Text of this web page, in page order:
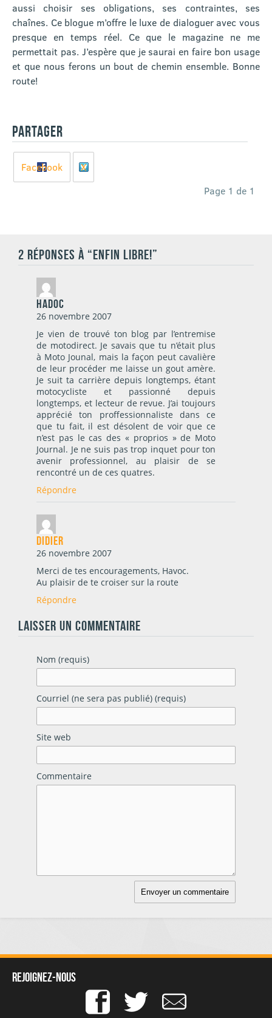
aussi choisir ses obligations, ses contraintes, ses
chaînes. Ce blogue m’offre le luxe de dialoguer avec vous
presque en temps réel. Ce que le magazine ne me
permettait pas. J’espère que je saurai en faire bon usage
et que nous ferons un bout de chemin ensemble. Bonne
route!
PARTAGER
Facebook
X
Page 1 de 1
2 RÉPONSES À “ENFIN LIBRE!”
Hadoc
26 novembre 2007
Je vien de trouvé ton blog par l’entremise
de motodirect. Je savais que tu n’était plus
à Moto Jounal, mais la façon peut cavalière
de leur procéder me laisse un gout amère.
Je suit ta carrière depuis longtemps, étant
motocycliste et passionné depuis
longtemps, et lecteur de revue. J’ai toujours
apprécié ton proffessionnaliste dans ce
que tu fait, il est désolent de voir que ce
n’est pas le cas des « proprios » de Moto
Journal. Je ne suis pas trop inquet pour ton
avenir professionnel, au plaisir de se
rencontré un de ces quatres.
Répondre
Didier
26 novembre 2007
Merci de tes encouragements, Havoc.
Au plaisir de te croiser sur la route
Répondre
LAISSER UN COMMENTAIRE
Nom (requis)
Courriel (ne sera pas publié) (requis)
Site web
Commentaire
Rejoignez-nous